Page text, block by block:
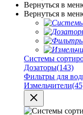
Вернуться в
Вернуться в
Системы
Дозаторы(143)
Фильтры для
Измельчители